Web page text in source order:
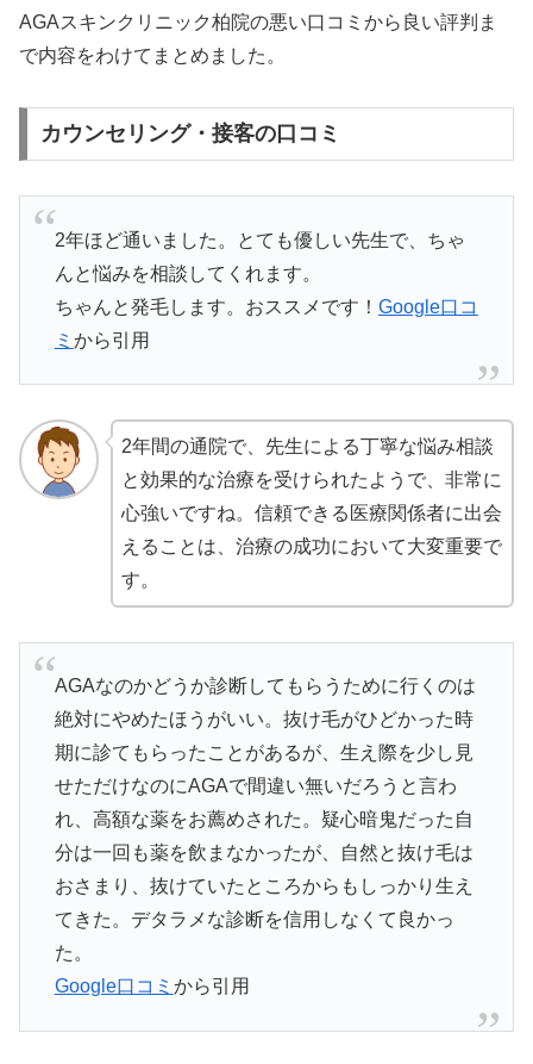
AGAスキンクリニック柏院の悪い口コミから良い評判ま
で内容をわけてまとめました。
カウンセリング・接客の口コミ
2年ほど通いました。とても優しい先生で、ちゃ
んと悩みを相談してくれます。
ちゃんと発毛します。おススメです！ Google口コ
ミ から引用
2年間の通院で、先生による丁寧な悩み相談
と効果的な治療を受けられたようで、非常に
心強いですね。信頼できる医療関係者に出会
えることは、治療の成功において大変重要で
す。
AGAなのかどうか診断してもらうために行くのは
絶対にやめたほうがいい。抜け毛がひどかった時
期に診てもらったことがあるが、生え際を少し見
せただけなのにAGAで間違い無いだろうと言わ
れ、高額な薬をお薦めされた。疑心暗鬼だった自
分は一回も薬を飲まなかったが、自然と抜け毛は
おさまり、抜けていたところからもしっかり生え
てきた。デタラメな診断を信用しなくて良かっ
た。
Google口コミ から引用